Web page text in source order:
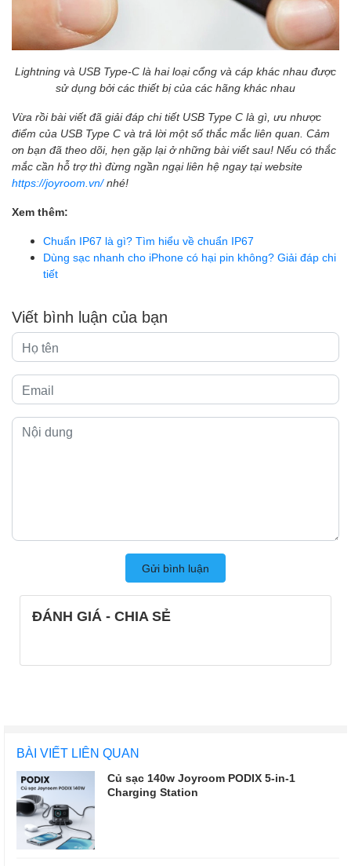
Lightning và USB Type-C là hai loại cổng và cáp khác nhau được
sử dụng bởi các thiết bị của các hãng khác nhau
Vừa rồi bài viết đã giải đáp chi tiết USB Type C là gì, ưu nhược
điểm của USB Type C và trả lời một số thắc mắc liên quan. Cảm
ơn bạn đã theo dõi, hẹn gặp lại ở những bài viết sau! Nếu có thắc
mắc cần hỗ trợ thì đừng ngần ngại liên hệ ngay tại website
https://joyroom.vn/nhé!
Xem thêm:
Chuẩn IP67 là gì? Tìm hiểu về chuẩn IP67
Dùng sạc nhanh cho iPhone có hại pin không? Giải đáp chi
tiết
Viết bình luận của bạn
Gửi bình luận
ĐÁNH GIÁ - CHIA SẺ
BÀI VIẾT LIÊN QUAN
Củ sạc 140w Joyroom PODIX 5-in-1
Charging Station